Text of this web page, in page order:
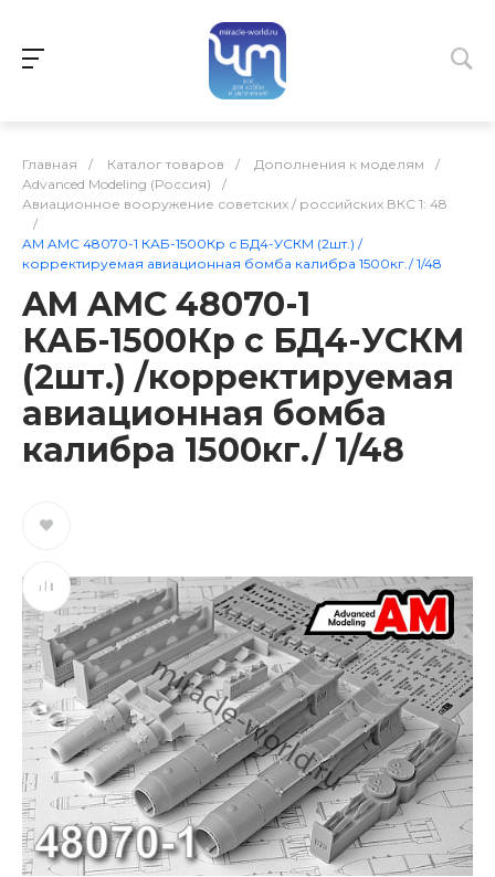
Главная / Каталог товаров / Дополнения к моделям
/
Advanced Modeling (Россия)
/
Авиационное вооружение советских / российских ВКС 1: 48
/
AM AMC 48070-1 КАБ-1500Кр с БД4-УСКМ (2шт.) /
корректируемая авиационная бомба калибра 1500кг./ 1/48
AM AMC 48070-1
КАБ-1500Кр с БД4-УСКМ
(2шт.) /корректируемая
авиационная бомба
калибра 1500кг./ 1/48